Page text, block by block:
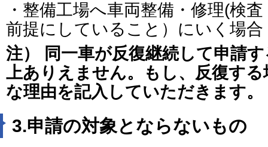
・整備工場へ車両整備・修理(検
前提にしていること）にいく場合
注） 同一車が反復継続して申請
上ありえません。
もし、反復す
な理由を記入していただきます。
3.申請の対象とならないもの